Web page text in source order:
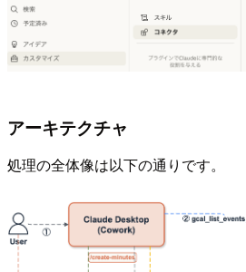
アーキテクチャ
処理の全体像は以下の通りです。